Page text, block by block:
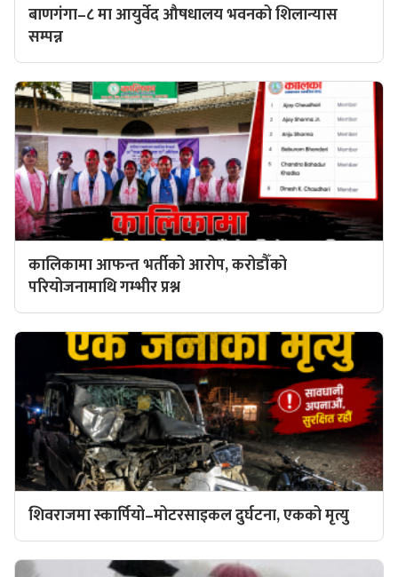
बाणगंगा–८ मा आयुर्वेद औषधालय भवनको शिलान्यास
सम्पन्न
कालिकामा आफन्त भर्तीको आरोप, करोडौँको
परियोजनामाथि गम्भीर प्रश्न
शिवराजमा स्कार्पियो–मोटरसाइकल दुर्घटना, एकको मृत्यु